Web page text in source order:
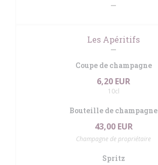
Les Apéritifs
Coupe de champagne
6,20 EUR
10cl
Bouteille de champagne
43,00 EUR
Champagne de propriétaire
Spritz